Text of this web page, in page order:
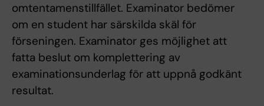
omtentamenstillfället. Examinator bedömer
om en student har särskilda skäl för
förseningen. Examinator ges möjlighet att
fatta beslut om komplettering av
examinationsunderlag för att uppnå godkänt
resultat.